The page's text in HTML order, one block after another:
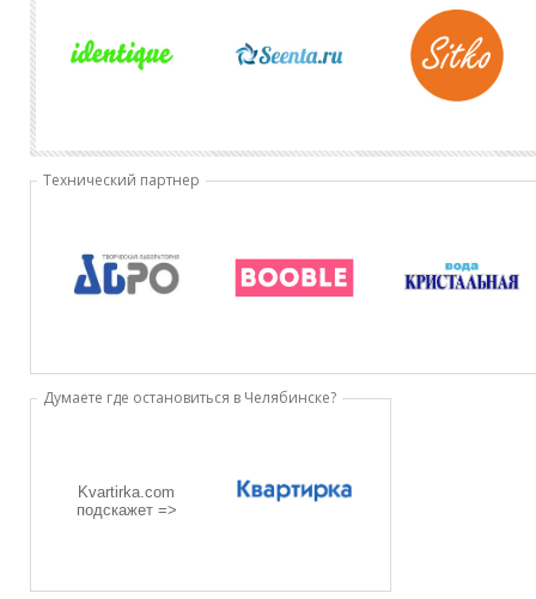
Технический партнер
Думаете где остановиться в Челябинске?
Kvartirka.com
подскажет =>